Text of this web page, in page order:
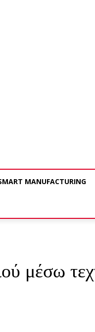
MANUFACTURING
μέσω